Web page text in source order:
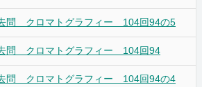
問 クロマトグラフィー 104回94の5
問 クロマトグラフィー 104回94
問 クロマトグラフィー 104回94の4